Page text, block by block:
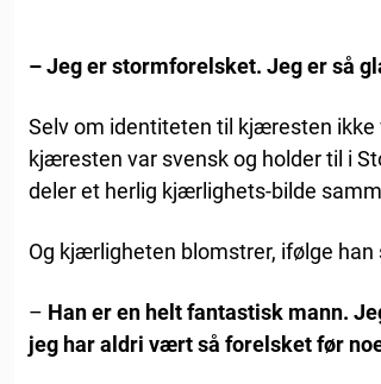
– Jeg er stormforelsket. Jeg er så
Selv om identiteten til kjæresten ikke
kjæresten var svensk og holder til i
deler et herlig kjærlighets-bilde
Og kjærligheten blomstrer, ifølge han
– Han er en helt fantastisk mann.
jeg har aldri vært så forelsket før